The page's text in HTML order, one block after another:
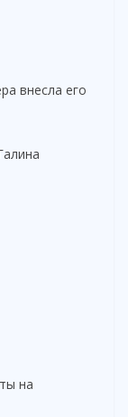
внесла его
на